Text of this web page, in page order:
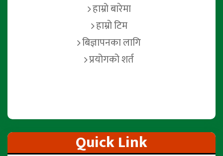
हाम्रो बारेमा
हाम्रो टिम
बिज्ञापनका लागि
प्रयोगको शर्त
Quick Link